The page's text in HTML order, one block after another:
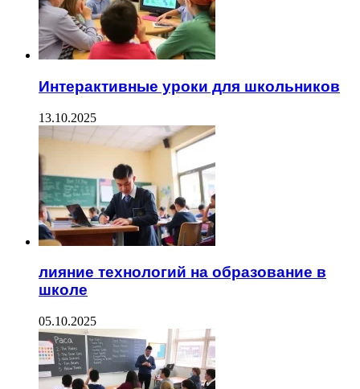
Интерактивные уроки для школьников
13.10.2025
лияние технологий на образование в
школе
05.10.2025